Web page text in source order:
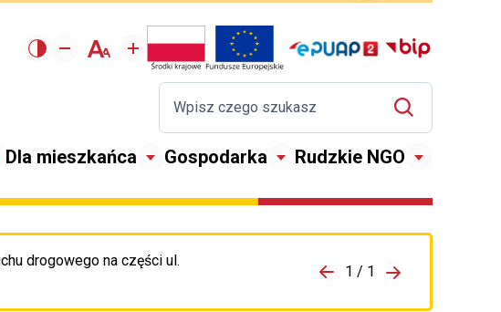
Dla mieszkańca Gospodarka Rudzkie NGO
drogowego na części ul.
Przejdź do porzpedniego komunikatu 1 / 1
Przejdź do